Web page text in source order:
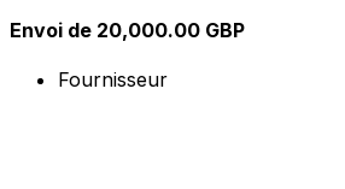
Envoi de 20,000.00 GBP
Fournisseur